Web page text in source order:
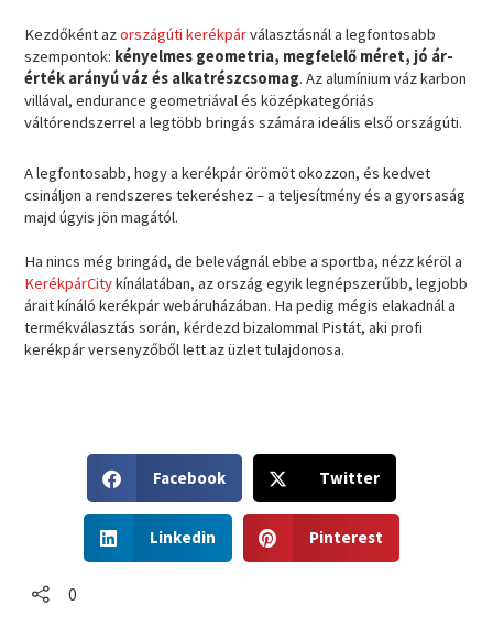
Kezdőként azországúti kerékpárválasztásnál a legfontosabb
szempontok: kényelmes geometria, megfelelő méret, jó ár-
érték arányú váz és alkatrészcsomag. Az alumínium váz karbon
villával, endurance geometriával és középkategóriás
váltórendszerrel a legtöbb bringás számára ideális első országúti.
A legfontosabb, hogy a kerékpár örömöt okozzon, és kedvet
csináljon a rendszeres tekeréshez – a teljesítmény és a gyorsaság
majd úgyis jön magától.
Ha nincs még bringád, de belevágnál ebbe a sportba, nézz kéröl a
KerékpárCitykínálatában, az ország egyik legnépszerűbb, legjobb
árait kínáló kerékpár webáruházában. Ha pedig mégis elakadnál a
termékválasztás során, kérdezd bizalommal Pistát, aki profi
kerékpár versenyzőből lett az üzlet tulajdonosa.
h
r
Facebook
h
Twitter
h
Linkedin
h
Pinterest
0